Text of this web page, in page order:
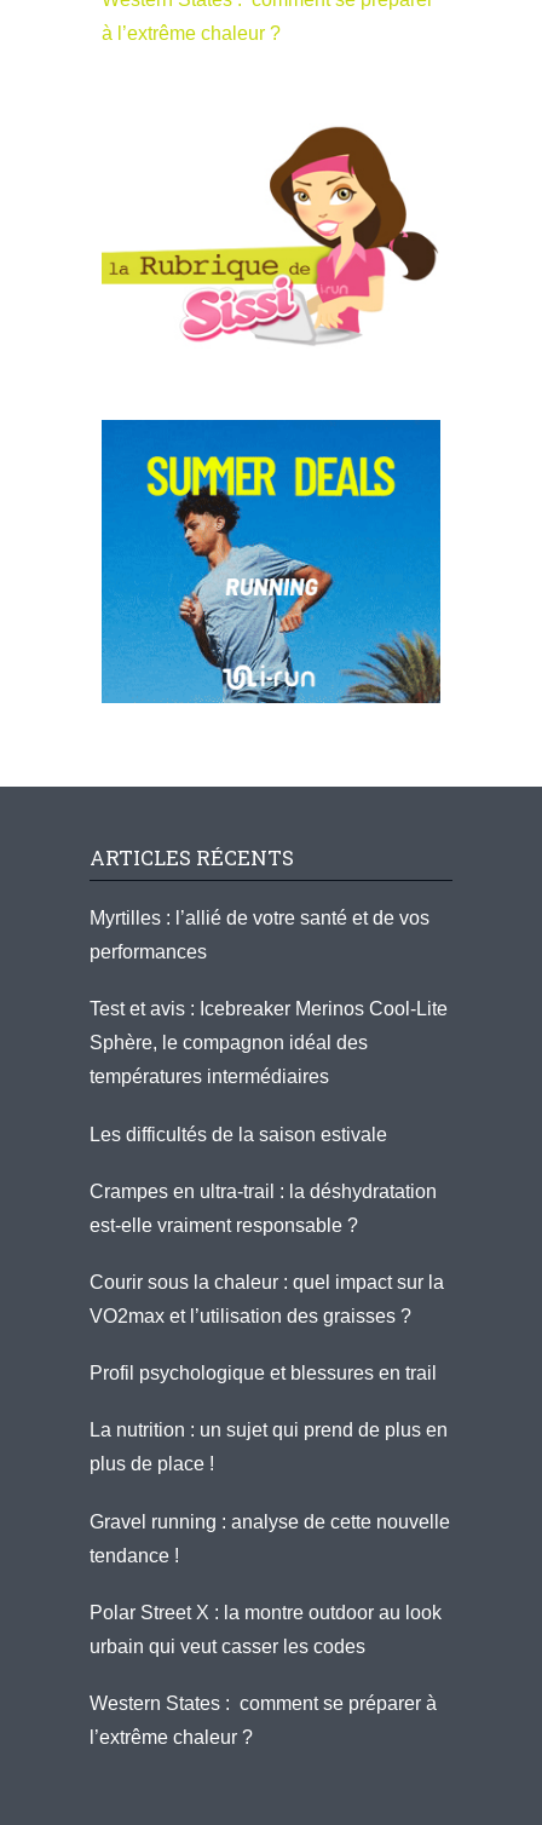
à l’extrême chaleur ?
ARTICLES RÉCENTS
Myrtilles : l’allié de votre santé et de vos
performances
Test et avis : Icebreaker Merinos Cool-Lite
Sphère, le compagnon idéal des
températures intermédiaires
Les difficultés de la saison estivale
Crampes en ultra-trail : la déshydratation
est-elle vraiment responsable ?
Courir sous la chaleur : quel impact sur la
VO2max et l’utilisation des graisses ?
Profil psychologique et blessures en trail
La nutrition : un sujet qui prend de plus en
plus de place !
Gravel running : analyse de cette nouvelle
tendance !
Polar Street X : la montre outdoor au look
urbain qui veut casser les codes
Western States : comment se préparer à
l’extrême chaleur ?